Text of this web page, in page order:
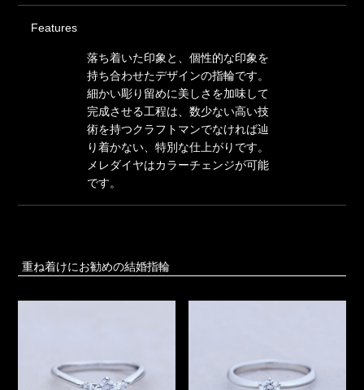
Features
落ち着いた印象と、個性的な印象を
持ち合わせたデザインの指輪です。
細かい彫り留めに美しさを加味して
完成させる工程は、数少ない高い技
術を持つクラフトマンでなければ辿
り着かない、特別な仕上がりです。
メレダイヤはカラーチェンジが可能
です。
重ね着けにお勧めの結婚指輪